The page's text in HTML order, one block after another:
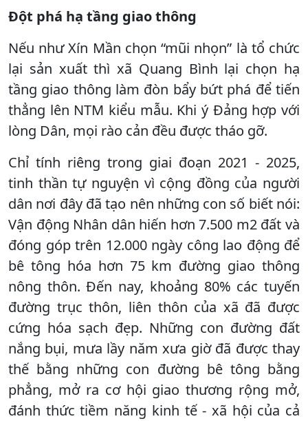
Đột phá hạ tầng giao thông
Nếu như Xín Mần chọn “mũi nhọn” là tổ chức
lại sản xuất thì xã Quang Bình lại chọn hạ
tầng giao thông làm đòn bẩy bứt phá để tiến
thẳng lên NTM kiểu mẫu. Khi ý Đảng hợp với
lòng Dân, mọi rào cản đều được tháo gỡ.
Chỉ tính riêng trong giai đoạn 2021 - 2025,
tinh thần tự nguyện vì cộng đồng của người
dân nơi đây đã tạo nên những con số biết nói:
Vận động Nhân dân hiến hơn 7.500 m2 đất và
đóng góp trên 12.000 ngày công lao động để
bê tông hóa hơn 75 km đường giao thông
nông thôn. Đến nay, khoảng 80% các tuyến
đường trục thôn, liên thôn của xã đã được
cứng hóa sạch đẹp. Những con đường đất
nắng bụi, mưa lầy năm xưa giờ đã được thay
thế bằng những con đường bê tông bằng
phẳng, mở ra cơ hội giao thương rộng mở,
đánh thức tiềm năng kinh tế - xã hội của cả